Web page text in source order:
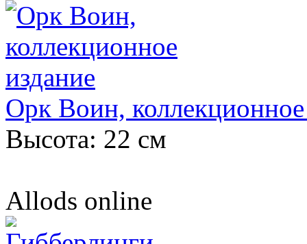
Орк Воин, коллекционное
Высота: 22 см
Allods online